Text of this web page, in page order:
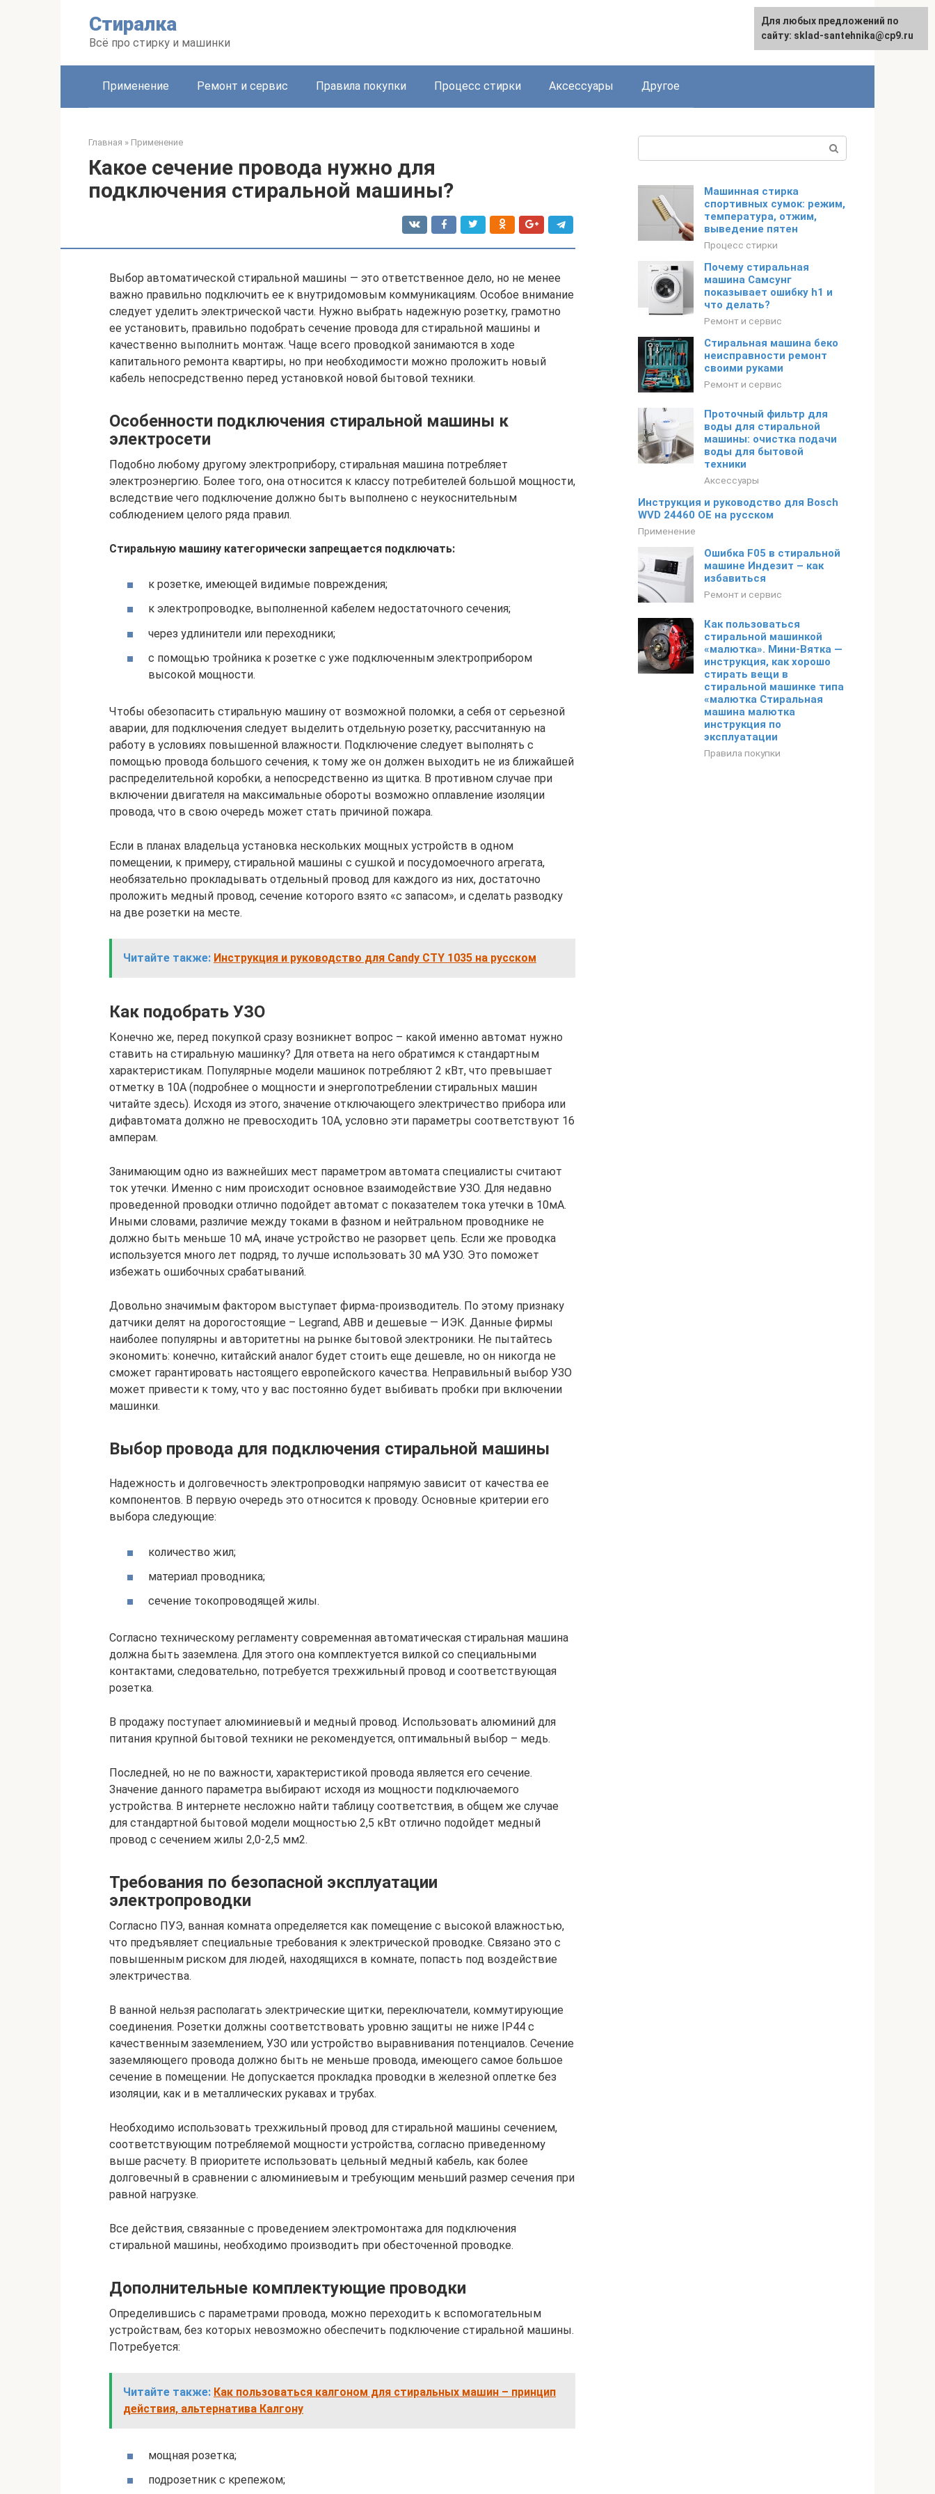
Стиралка
Всё про стирку и машинки
Применение Ремонт и сервис Правила покупки Процесс стирки Аксессуары Другое
Главная » Применение
Какое сечение провода нужно для
подключения стиральной машины?
Выбор автоматической стиральной машины — это ответственное дело, но не менее
важно правильно подключить ее к внутридомовым коммуникациям. Особое внимание
следует уделить электрической части. Нужно выбрать надежную розетку, грамотно
ее установить, правильно подобрать сечение провода для стиральной машины и
качественно выполнить монтаж. Чаще всего проводкой занимаются в ходе
капитального ремонта квартиры, но при необходимости можно проложить новый
кабель непосредственно перед установкой новой бытовой техники.
Особенности подключения стиральной машины к
электросети
Подобно любому другому электроприбору, стиральная машина потребляет
электроэнергию. Более того, она относится к классу потребителей большой мощности,
вследствие чего подключение должно быть выполнено с неукоснительным
соблюдением целого ряда правил.
Стиральную машину категорически запрещается подключать:
к розетке, имеющей видимые повреждения;
к электропроводке, выполненной кабелем недостаточного сечения;
через удлинители или переходники;
с помощью тройника к розетке с уже подключенным электроприбором
высокой мощности.
Чтобы обезопасить стиральную машину от возможной поломки, а себя от серьезной
аварии, для подключения следует выделить отдельную розетку, рассчитанную на
работу в условиях повышенной влажности. Подключение следует выполнять с
помощью провода большого сечения, к тому же он должен выходить не из ближайшей
распределительной коробки, а непосредственно из щитка. В противном случае при
включении двигателя на максимальные обороты возможно оплавление изоляции
провода, что в свою очередь может стать причиной пожара.
Если в планах владельца установка нескольких мощных устройств в одном
помещении, к примеру, стиральной машины с сушкой и посудомоечного агрегата,
необязательно прокладывать отдельный провод для каждого из них, достаточно
проложить медный провод, сечение которого взято «с запасом», и сделать разводку
на две розетки на месте.
Читайте также: Инструкция и руководство для Candy CTY 1035 на русском
Как подобрать УЗО
Конечно же, перед покупкой сразу возникнет вопрос – какой именно автомат нужно
ставить на стиральную машинку? Для ответа на него обратимся к стандартным
характеристикам. Популярные модели машинок потребляют 2 кВт, что превышает
отметку в 10А (подробнее о мощности и энергопотреблении стиральных машин
читайте здесь). Исходя из этого, значение отключающего электричество прибора или
дифавтомата должно не превосходить 10А, условно эти параметры соответствуют 16
амперам.
Занимающим одно из важнейших мест параметром автомата специалисты считают
ток утечки. Именно с ним происходит основное взаимодействие УЗО. Для недавно
проведенной проводки отлично подойдет автомат с показателем тока утечки в 10мА.
Иными словами, различие между токами в фазном и нейтральном проводнике не
должно быть меньше 10 мА, иначе устройство не разорвет цепь. Если же проводка
используется много лет подряд, то лучше использовать 30 мА УЗО. Это поможет
избежать ошибочных срабатываний.
Довольно значимым фактором выступает фирма-производитель. По этому признаку
датчики делят на дорогостоящие – Legrand, АВВ и дешевые — ИЭК. Данные фирмы
наиболее популярны и авторитетны на рынке бытовой электроники. Не пытайтесь
экономить: конечно, китайский аналог будет стоить еще дешевле, но он никогда не
сможет гарантировать настоящего европейского качества. Неправильный выбор УЗО
может привести к тому, что у вас постоянно будет выбивать пробки при включении
машинки.
Выбор провода для подключения стиральной машины
Надежность и долговечность электропроводки напрямую зависит от качества ее
компонентов. В первую очередь это относится к проводу. Основные критерии его
выбора следующие:
количество жил;
материал проводника;
сечение токопроводящей жилы.
Согласно техническому регламенту современная автоматическая стиральная машина
должна быть заземлена. Для этого она комплектуется вилкой со специальными
контактами, следовательно, потребуется трехжильный провод и соответствующая
розетка.
В продажу поступает алюминиевый и медный провод. Использовать алюминий для
питания крупной бытовой техники не рекомендуется, оптимальный выбор – медь.
Последней, но не по важности, характеристикой провода является его сечение.
Значение данного параметра выбирают исходя из мощности подключаемого
устройства. В интернете несложно найти таблицу соответствия, в общем же случае
для стандартной бытовой модели мощностью 2,5 кВт отлично подойдет медный
провод с сечением жилы 2,0-2,5 мм2.
Требования по безопасной эксплуатации
электропроводки
Согласно ПУЭ, ванная комната определяется как помещение с высокой влажностью,
что предъявляет специальные требования к электрической проводке. Связано это с
повышенным риском для людей, находящихся в комнате, попасть под воздействие
электричества.
В ванной нельзя располагать электрические щитки, переключатели, коммутирующие
соединения. Розетки должны соответствовать уровню защиты не ниже IP44 с
качественным заземлением, УЗО или устройство выравнивания потенциалов. Сечение
заземляющего провода должно быть не меньше провода, имеющего самое большое
сечение в помещении. Не допускается прокладка проводки в железной оплетке без
изоляции, как и в металлических рукавах и трубах.
Необходимо использовать трехжильный провод для стиральной машины сечением,
соответствующим потребляемой мощности устройства, согласно приведенному
выше расчету. В приоритете использовать цельный медный кабель, как более
долговечный в сравнении с алюминиевым и требующим меньший размер сечения при
равной нагрузке.
Все действия, связанные с проведением электромонтажа для подключения
стиральной машины, необходимо производить при обесточенной проводке.
Дополнительные комплектующие проводки
Определившись с параметрами провода, можно переходить к вспомогательным
устройствам, без которых невозможно обеспечить подключение стиральной машины.
Потребуется:
Читайте также: Как пользоваться калгоном для стиральных машин – принцип
действия, альтернатива Калгону
мощная розетка;
подрозетник с крепежом;
Машинная стирка
спортивных сумок: режим,
температура, отжим,
выведение пятен
Процесс стирки
Почему стиральная
машина Самсунг
показывает ошибку h1 и
что делать?
Ремонт и сервис
Стиральная машина беко
неисправности ремонт
своими руками
Ремонт и сервис
Проточный фильтр для
воды для стиральной
машины: очистка подачи
воды для бытовой
техники
Аксессуары
Инструкция и руководство для Bosch
WVD 24460 OE на русском
Применение
Ошибка F05 в стиральной
машине Индезит – как
избавиться
Ремонт и сервис
Как пользоваться
стиральной машинкой
«малютка». Мини-Вятка —
инструкция, как хорошо
стирать вещи в
стиральной машинке типа
«малютка Стиральная
машина малютка
инструкция по
эксплуатации
Правила покупки
Для любых предложений по
сайту: sklad-santehnika@cp9.ru